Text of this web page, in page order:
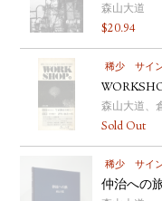
森山大道
$20.94
稀少 サイ
森山大道、
Sold Out
稀少 サイ
仲治への